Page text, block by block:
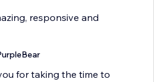
responsive and
for taking the time to